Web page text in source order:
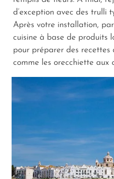
d’exception avec des trulli
Après votre installation,
cuisine à base de produits
pour préparer des recettes
comme les orecchiette aux